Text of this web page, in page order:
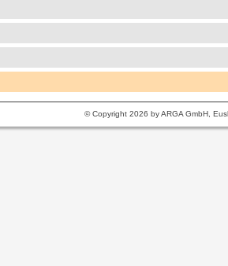
© Copyright 2026 by ARGA GmbH,